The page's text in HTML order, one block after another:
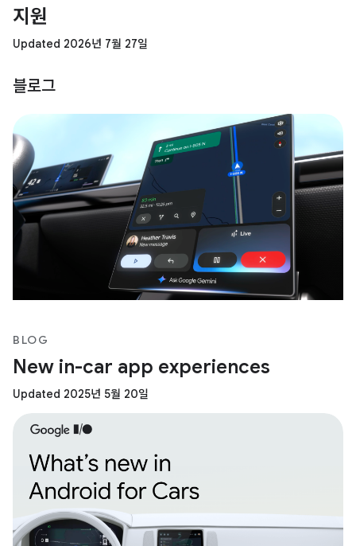
지원
Updated 2026년 7월 27일
블로그
BLOG
New in-car app experiences
Updated 2025년 5월 20일